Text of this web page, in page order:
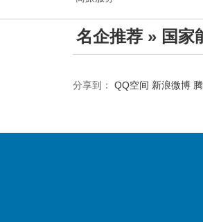
名企推荐 » 国家
分享到： QQ空间 新浪微博